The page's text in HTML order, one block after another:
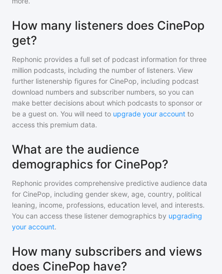
How many listeners does CinePop
get?
Rephonic provides a full set of podcast information for three
million podcasts, including the number of listeners. View
further listenership figures for CinePop, including podcast
download numbers and subscriber numbers, so you can
make better decisions about which podcasts to sponsor or
be a guest on. You will need to upgrade your account to
access this premium data.
What are the audience
demographics for CinePop?
Rephonic provides comprehensive predictive audience data
for CinePop, including gender skew, age, country, political
leaning, income, professions, education level, and interests.
You can access these listener demographics by upgrading
your account.
How many subscribers and views
does CinePop have?